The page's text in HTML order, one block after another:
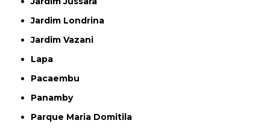
Jardim Londrina
Jardim Vazani
Lapa
Pacaembu
Panamby
Parque Maria Domitila